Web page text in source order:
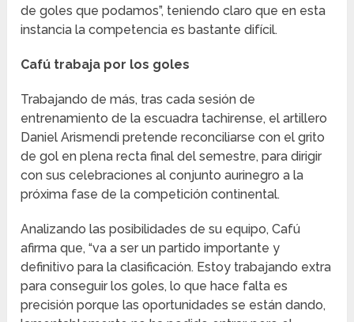
de goles que podamos”, teniendo claro que en esta
instancia la competencia es bastante difícil.
Cafú trabaja por los goles
Trabajando de más, tras cada sesión de
entrenamiento de la escuadra tachirense, el artillero
Daniel Arismendi pretende reconciliarse con el grito
de gol en plena recta final del semestre, para dirigir
con sus celebraciones al conjunto aurinegro a la
próxima fase de la competición continental.
Analizando las posibilidades de su equipo, Cafú
afirma que, “va a ser un partido importante y
definitivo para la clasificación. Estoy trabajando extra
para conseguir los goles, lo que hace falta es
precisión porque las oportunidades se están dando,